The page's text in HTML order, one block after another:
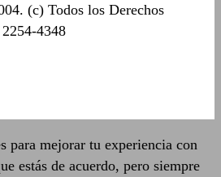
(c) Todos los Derechos
4348
para mejorar tu experiencia con
estás de acuerdo, pero siempre